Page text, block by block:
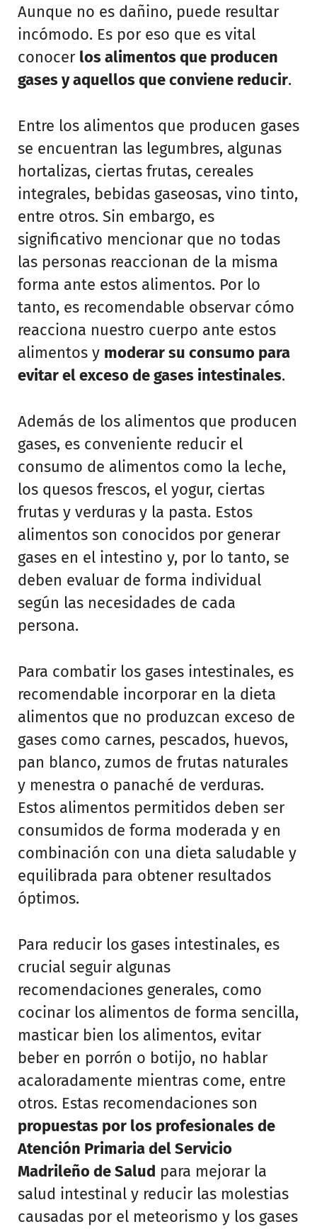
Aunque no es dañino, puede resultar
incómodo. Es por eso que es vital
conocer los alimentos que producen
gases y aquellos que conviene reducir.
Entre los alimentos que producen gases
se encuentran las legumbres, algunas
hortalizas, ciertas frutas, cereales
integrales, bebidas gaseosas, vino tinto,
entre otros. Sin embargo, es
significativo mencionar que no todas
las personas reaccionan de la misma
forma ante estos alimentos. Por lo
tanto, es recomendable observar cómo
reacciona nuestro cuerpo ante estos
alimentos y moderar su consumo para
evitar el exceso de gases intestinales.
Además de los alimentos que producen
gases, es conveniente reducir el
consumo de alimentos como la leche,
los quesos frescos, el yogur, ciertas
frutas y verduras y la pasta. Estos
alimentos son conocidos por generar
gases en el intestino y, por lo tanto, se
deben evaluar de forma individual
según las necesidades de cada
persona.
Para combatir los gases intestinales, es
recomendable incorporar en la dieta
alimentos que no produzcan exceso de
gases como carnes, pescados, huevos,
pan blanco, zumos de frutas naturales
y menestra o panaché de verduras.
Estos alimentos permitidos deben ser
consumidos de forma moderada y en
combinación con una dieta saludable y
equilibrada para obtener resultados
óptimos.
Para reducir los gases intestinales, es
crucial seguir algunas
recomendaciones generales, como
cocinar los alimentos de forma sencilla,
masticar bien los alimentos, evitar
beber en porrón o botijo, no hablar
acaloradamente mientras come, entre
otros. Estas recomendaciones son
propuestas por los profesionales de
Atención Primaria del Servicio
Madrileño de Salud para mejorar la
salud intestinal y reducir las molestias
causadas por el meteorismo y los gases